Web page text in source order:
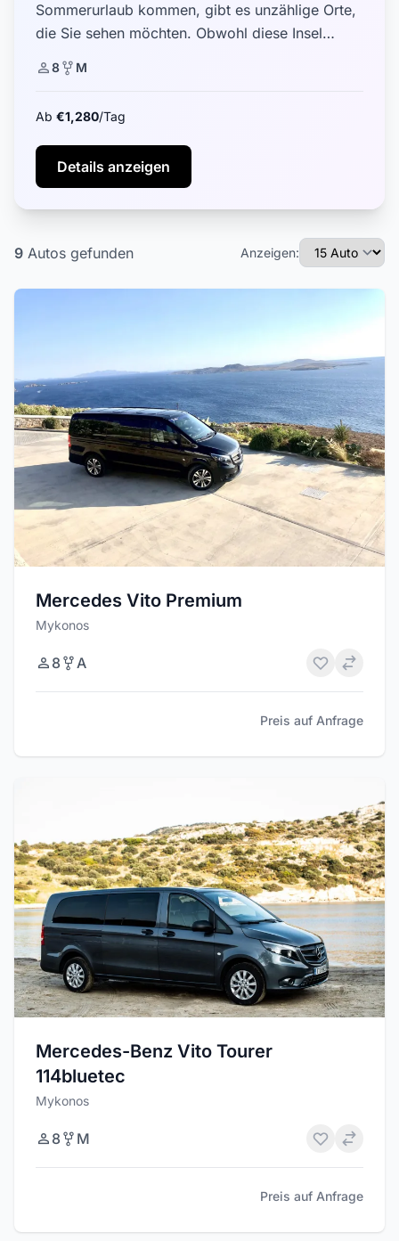
Sommerurlaub kommen, gibt es unzählige Orte,
die Sie sehen möchten. Obwohl diese Insel
relativ klein ist, benötigen Sie einen Mietwagen,
um überall an der Küste zu gela...
8 M
Ab €1,280/Tag
Details anzeigen
9 Autos gefunden Anzeigen:
Mercedes Vito Premium
Mykonos
8 A
Preis auf Anfrage
Mercedes-Benz Vito Tourer
114bluetec
Mykonos
8 M
Preis auf Anfrage